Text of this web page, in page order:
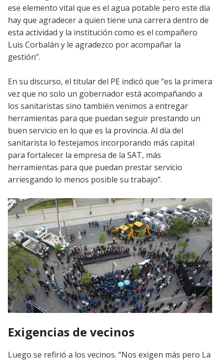
ese elemento vital que es el agua potable pero este día
hay que agradecer a quien tiene una carrera dentro de
esta actividad y la institución como es el compañero
Luis Corbalán y le agradezco por acompañar la
gestión”.
En su discurso, el titular del PE indicó que “es la primera
vez que no solo un gobernador está acompañando a
los sanitaristas sino también venimos a entregar
herramientas para que puedan seguir prestando un
buen servicio en lo que es la provincia. Al día del
sanitarista lo festejamos incorporando más capital
para fortalecer la empresa de la SAT, más
herramientas para que puedan prestar servicio
arriesgando lo menos posible su trabajo”.
Exigencias de vecinos
Luego se refirió a los vecinos. “Nos exigen más pero La